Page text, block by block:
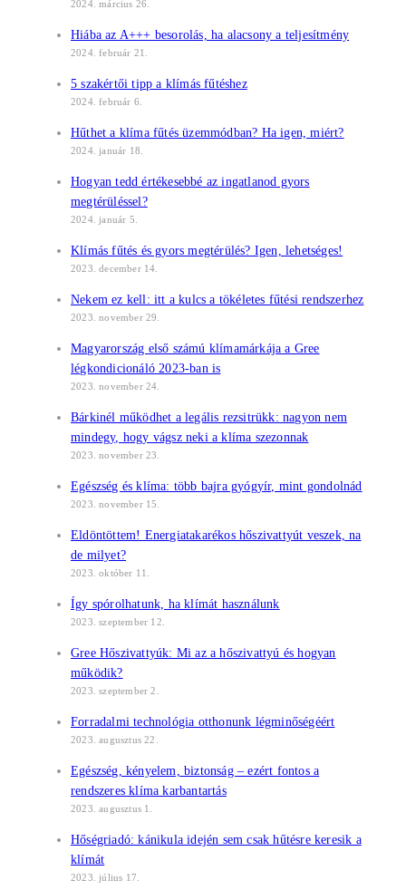
2024. március 26.
Hiába az A+++ besorolás, ha alacsony a teljesítmény
2024. február 21.
5 szakértői tipp a klímás fűtéshez
2024. február 6.
Hűthet a klíma fűtés üzemmódban? Ha igen, miért?
2024. január 18.
Hogyan tedd értékesebbé az ingatlanod gyors
megtérüléssel?
2024. január 5.
Klímás fűtés és gyors megtérülés? Igen, lehetséges!
2023. december 14.
Nekem ez kell: itt a kulcs a tökéletes fűtési rendszerhez
2023. november 29.
Magyarország első számú klímamárkája a Gree
légkondicionáló 2023-ban is
2023. november 24.
Bárkinél működhet a legális rezsitrükk: nagyon nem
mindegy, hogy vágsz neki a klíma szezonnak
2023. november 23.
Egészség és klíma: több bajra gyógyír, mint gondolnád
2023. november 15.
Eldöntöttem! Energiatakarékos hőszivattyút veszek, na
de milyet?
2023. október 11.
Így spórolhatunk, ha klímát használunk
2023. szeptember 12.
Gree Hőszivattyúk: Mi az a hőszivattyú és hogyan
működik?
2023. szeptember 2.
Forradalmi technológia otthonunk légminőségéért
2023. augusztus 22.
Egészség, kényelem, biztonság – ezért fontos a
rendszeres klíma karbantartás
2023. augusztus 1.
Hőségriadó: kánikula idején sem csak hűtésre keresik a
klímát
2023. július 17.